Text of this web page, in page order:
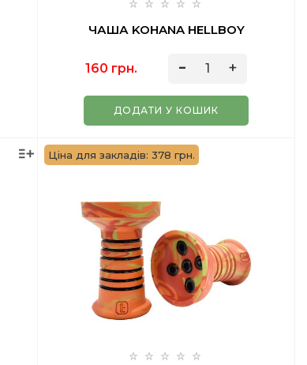
ЧАША KOHANA HELLBOY
160 грн.
ДОДАТИ У КОШИК
Ціна для закладів: 378 грн.